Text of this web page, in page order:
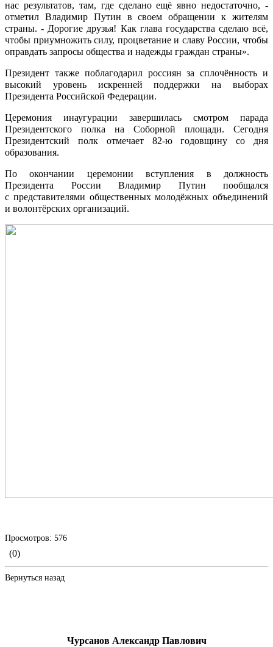
нас результатов, там, где сделано ещё явно недостаточно, -
отметил Владимир Путин в своем обращении к жителям
страны. - Дорогие друзья! Как глава государства сделаю всё,
чтобы приумножить силу, процветание и славу России, чтобы
оправдать запросы общества и надежды граждан страны».
Президент также поблагодарил россиян за сплочённость и
высокий уровень искренней поддержки на выборах
Президента Российской Федерации.
Церемония инаугурации завершилась смотром парада
Президентского полка на Соборной площади. Сегодня
Президентский полк отмечает 82-ю годовщину со дня
образования.
По окончании церемонии вступления в должность
Президента России Владимир Путин пообщался
с представителями общественных молодёжных объединений
и волонтёрских организаций.
Просмотров: 576
(0)
Вернуться назад
Чурсанов Александр Павлович